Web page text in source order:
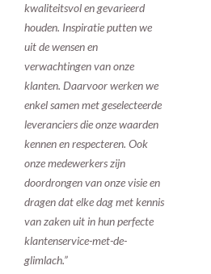
kwaliteitsvol en gevarieerd
houden. Inspiratie putten we
uit de wensen en
verwachtingen van onze
klanten. Daarvoor werken we
enkel samen met geselecteerde
leveranciers die onze waarden
kennen en respecteren. Ook
onze medewerkers zijn
doordrongen van onze visie en
dragen dat elke dag met kennis
van zaken uit in hun perfecte
klantenservice-met-de-
glimlach.”